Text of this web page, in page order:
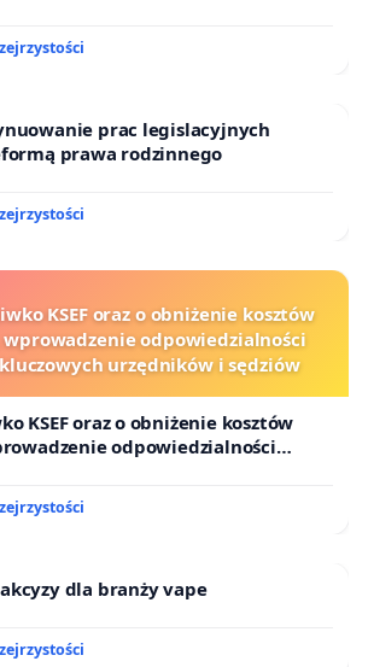
prac legislacyjnych
prawa rodzinnego
KSEF oraz o obniżenie kosztów
wprowadzenie odpowiedzialności
urzędników i sędziów
KSEF oraz o obniżenie kosztów
odpowiedzialności
urzędników i sędziów
dla branży vape